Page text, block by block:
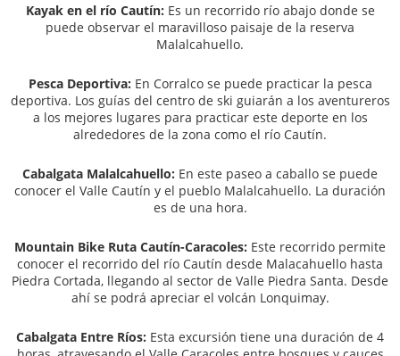
Kayak en el río Cautín: Es un recorrido río abajo donde se
puede observar el maravilloso paisaje de la reserva
Malalcahuello.
Pesca Deportiva: En Corralco se puede practicar la pesca
deportiva. Los guías del centro de ski guiarán a los aventureros
a los mejores lugares para practicar este deporte en los
alrededores de la zona como el río Cautín.
Cabalgata Malalcahuello: En este paseo a caballo se puede
conocer el Valle Cautín y el pueblo Malalcahuello. La duración
es de una hora.
Mountain Bike Ruta Cautín-Caracoles: Este recorrido permite
conocer el recorrido del río Cautín desde Malacahuello hasta
Piedra Cortada, llegando al sector de Valle Piedra Santa. Desde
ahí se podrá apreciar el volcán Lonquimay.
Cabalgata Entre Ríos: Esta excursión tiene una duración de 4